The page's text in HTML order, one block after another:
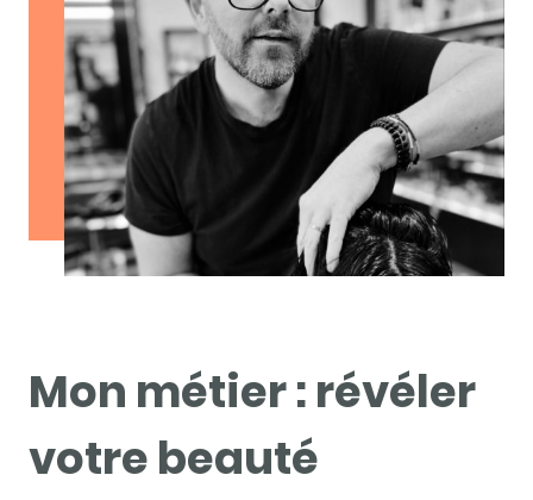
Mon métier : révéler
votre beauté